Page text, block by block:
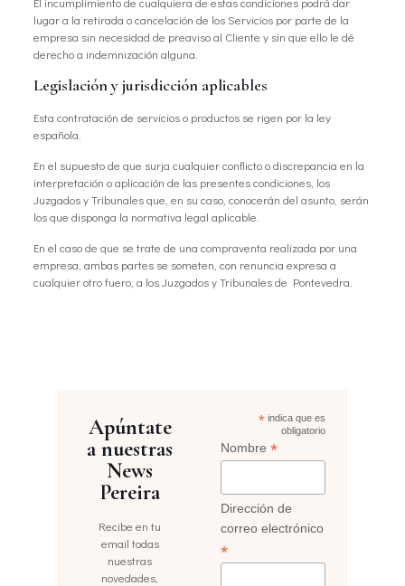
lugar a la retirada o cancelación de los Servicios por parte de la
empresa sin necesidad de preaviso al Cliente y sin que ello le dé
derecho a indemnización alguna.
Legislación y jurisdicción aplicables
Esta contratación de servicios o productos se rigen por la ley
española.
En el supuesto de que surja cualquier conflicto o discrepancia en la
interpretación o aplicación de las presentes condiciones, los
Juzgados y Tribunales que, en su caso, conocerán del asunto, serán
los que disponga la normativa legal aplicable.
En el caso de que se trate de una compraventa realizada por una
empresa, ambas partes se someten, con renuncia expresa a
cualquier otro fuero, a los Juzgados y Tribunales de Pontevedra.
Apúntate
a nuestras
News
Pereira
Recibe en tu
email todas
nuestras
novedades,
* indica que es
obligatorio
Nombre *
Dirección de
correo electrónico
*